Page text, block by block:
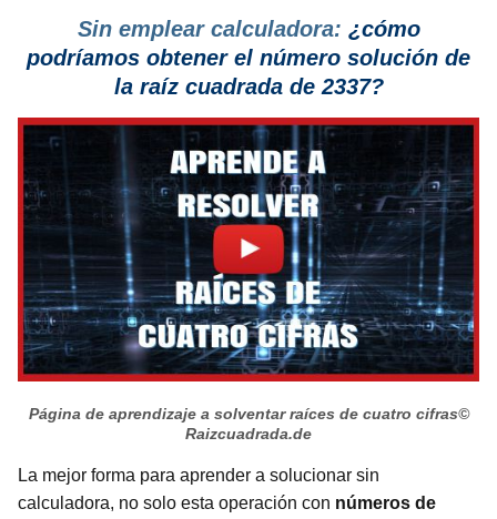
Sin emplear calculadora: ¿cómo
podríamos obtener el número solución de
la raíz cuadrada de 2337?
Página de aprendizaje a solventar raíces de cuatro cifras©
Raizcuadrada.de
La mejor forma para aprender a solucionar sin
calculadora, no solo esta operación con números de